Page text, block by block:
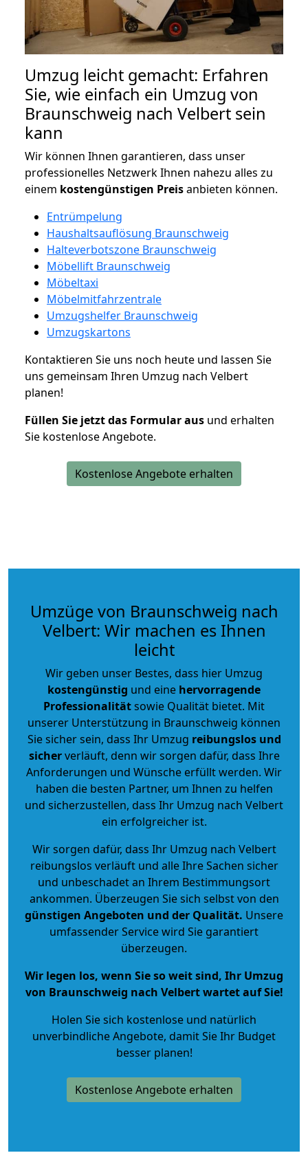
Umzug leicht gemacht: Erfahren
Sie, wie einfach ein Umzug von
Braunschweig nach Velbert sein
kann
Wir können Ihnen garantieren, dass unser
professionelles Netzwerk Ihnen nahezu alles zu
einem kostengünstigen Preisanbieten können.
Entrümpelung
Haushaltsauflösung Braunschweig
Halteverbotszone Braunschweig
Möbellift Braunschweig
Möbeltaxi
Möbelmitfahrzentrale
Umzugshelfer Braunschweig
Umzugskartons
Kontaktieren Sie uns noch heute und lassen Sie
uns gemeinsam Ihren Umzug nach Velbert
planen!
Füllen Sie jetzt das Formular aus und erhalten
Sie kostenlose Angebote.
Kostenlose Angebote erhalten
Umzüge von Braunschweig nach
Velbert: Wir machen es Ihnen
leicht
Wir geben unser Bestes, dass hier Umzug
kostengünstig und eine hervorragende
Professionalitätsowie Qualität bietet. Mit
unserer Unterstützung in Braunschweig können
Sie sicher sein, dass Ihr Umzug reibungslos und
sicherverläuft, denn wir sorgen dafür, dass Ihre
Anforderungen und Wünsche erfüllt werden. Wir
haben die besten Partner, um Ihnen zu helfen
und sicherzustellen, dass Ihr Umzug nach Velbert
ein erfolgreicher ist.
Wir sorgen dafür, dass Ihr Umzug nach Velbert
reibungslos verläuft und alle Ihre Sachen sicher
und unbeschadet an Ihrem Bestimmungsort
ankommen. Überzeugen Sie sich selbst von den
günstigen Angeboten und der Qualität. Unsere
umfassender Service wird Sie garantiert
überzeugen.
Wir legen los, wenn Sie so weit sind, Ihr Umzug
von Braunschweig nach Velbert wartet auf Sie!
Holen Sie sich kostenlose und natürlich
unverbindliche Angebote, damit Sie Ihr Budget
besser planen!
Kostenlose Angebote erhalten